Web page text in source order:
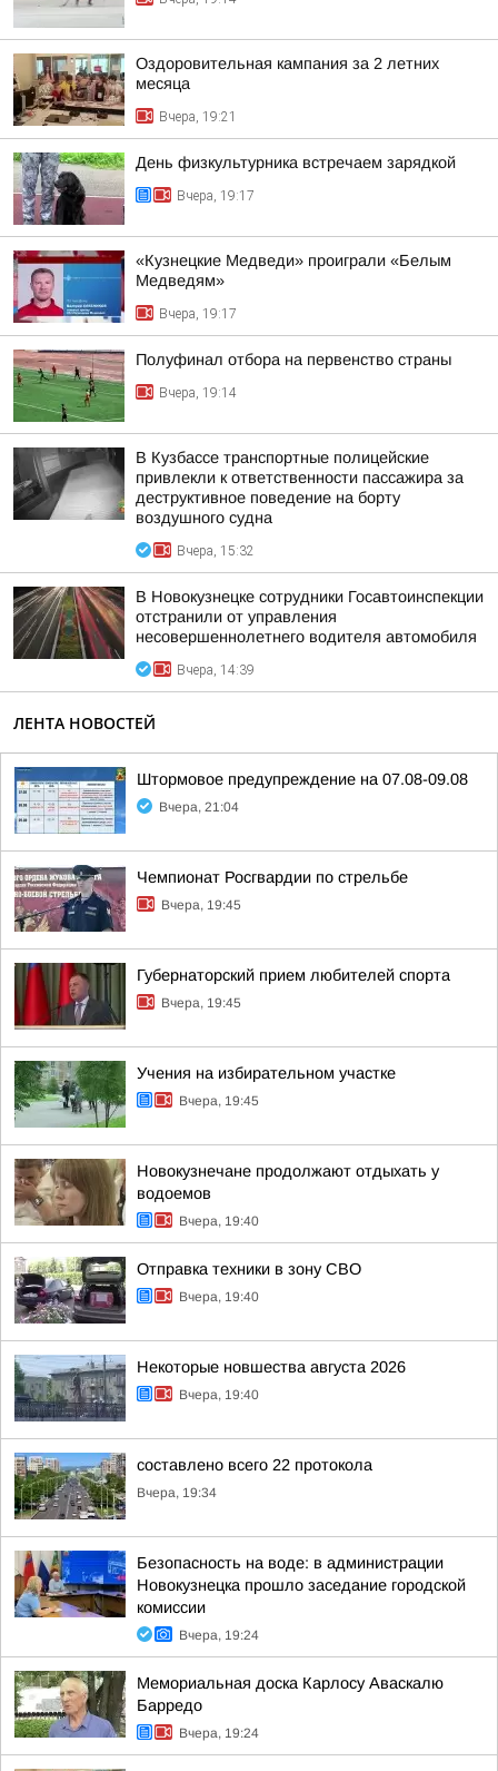
Оздоровительная кампания за 2 летних
месяца
Вчера, 19:21
День физкультурника встречаем зарядкой
Вчера, 19:17
«Кузнецкие Медведи» проиграли «Белым
Медведям»
Вчера, 19:17
Полуфинал отбора на первенство страны
Вчера, 19:14
В Кузбассе транспортные полицейские
привлекли к ответственности пассажира за
деструктивное поведение на борту
воздушного судна
Вчера, 15:32
В Новокузнецке сотрудники Госавтоинспекции
отстранили от управления
несовершеннолетнего водителя автомобиля
Вчера, 14:39
ЛЕНТА НОВОСТЕЙ
Штормовое предупреждение на 07.08-09.08
Вчера, 21:04
Чемпионат Росгвардии по стрельбе
Вчера, 19:45
Губернаторский прием любителей спорта
Вчера, 19:45
Учения на избирательном участке
Вчера, 19:45
Новокузнечане продолжают отдыхать у
водоемов
Вчера, 19:40
Отправка техники в зону СВО
Вчера, 19:40
Некоторые новшества августа 2026
Вчера, 19:40
составлено всего 22 протокола
Вчера, 19:34
Безопасность на воде: в администрации
Новокузнецка прошло заседание городской
комиссии
Вчера, 19:24
Мемориальная доска Карлосу Аваскалю
Барредо
Вчера, 19:24